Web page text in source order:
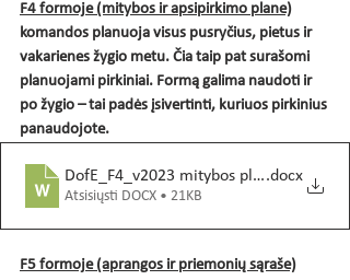
F4 formoje (mitybos ir apsipirkimo plane)
komandos planuoja visus pusryčius, pietus ir
vakarienes žygio metu. Čia taip pat surašomi
planuojami pirkiniai. Formą galima naudoti ir
po žygio – tai padės įsivertinti, kuriuos pirkinius
panaudojote.
DofE_F4_v2023 mitybos planas.docx
Atsisiųsti DOCX • 21KB
F5 formoje (aprangos ir priemonių sąraše)